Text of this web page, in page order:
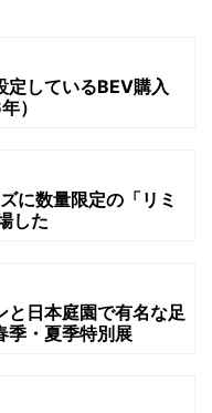
定しているBEV購入
）
に数量限定の「リミ
した
と日本庭園で有名な足
季・夏季特別展